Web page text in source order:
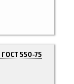
ГОСТ 550-75